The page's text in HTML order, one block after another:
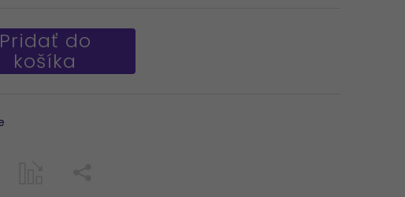
Pridať do
košíka